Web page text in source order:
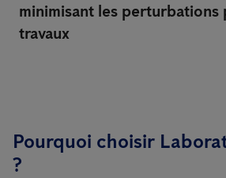
minimisant les perturbations
travaux
Pourquoi choisir
?